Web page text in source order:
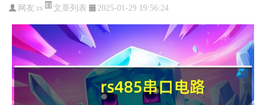
网友:rs 文章列表 2025-01-29 19:56:24